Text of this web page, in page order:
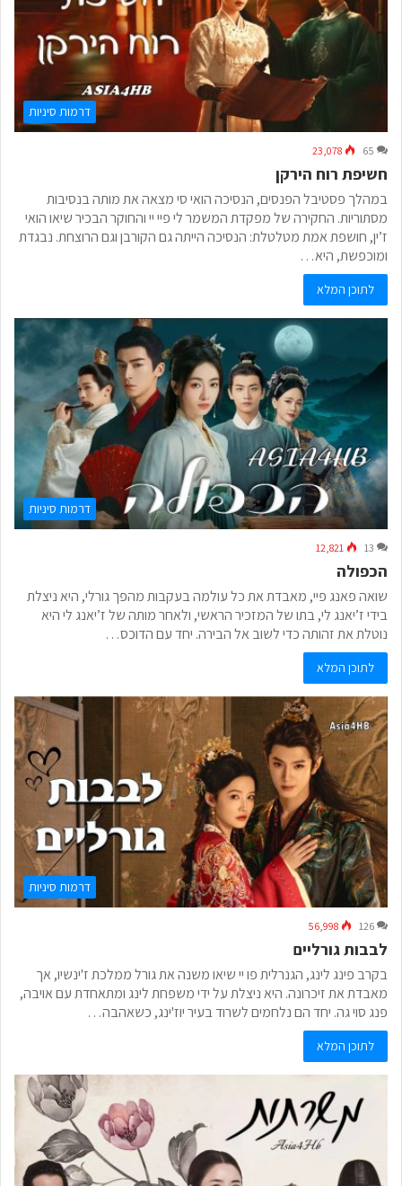
דרמות סיניות
65
23,078
חשיפת רוח הירקן
במהלך פסטיבל הפנסים, הנסיכה הואי סי מצאה את מותה בנסיבות
מסתוריות. החקירה של מפקדת המשמר לי פיי יי והחוקר הבכיר שיאו הואי
ז’ין, חושפת אמת מטלטלת: הנסיכה הייתה גם הקורבן וגם הרוצחת. נבגדת
ומוכפשת, היא…
לתוכן המלא
דרמות סיניות
13
12,821
הכפולה
שואה פאנג פיי, מאבדת את כל עולמה בעקבות מהפך גורלי, היא ניצלת
בידי ז’יאנג לי, בתו של המזכיר הראשי, ולאחר מותה של ז’יאנג לי היא
נוטלת את זהותה כדי לשוב אל הבירה. יחד עם הדוכס…
לתוכן המלא
דרמות סיניות
126
56,998
לבבות גורליים
בקרב פינג לינג, הגנרלית פו יי שיאו משנה את גורל ממלכת ז'ינשיו, אך
מאבדת את זיכרונה. היא ניצלת על ידי משפחת לינג ומתאחדת עם אויבה,
פנג סוי גה. יחד הם נלחמים לשרוד בעיר יוז'ינג, כשאהבה…
לתוכן המלא